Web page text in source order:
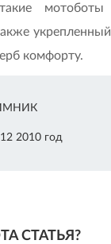
комфорту.
2010 год
СТАТЬЯ?